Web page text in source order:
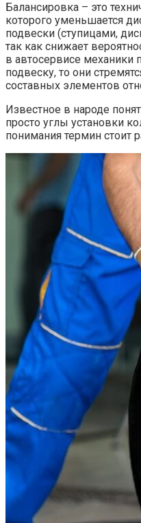
Балансировка – это
которого уменьшается
подвески (ступицами,
так как снижает
в автосервисе механики
подвеску, то они
составных элементов
Известное в народе
просто углы установки
понимания термин стоит